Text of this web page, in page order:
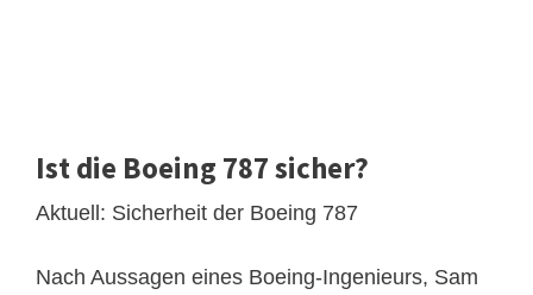
Ist die Boeing 787 sicher?
Aktuell: Sicherheit der Boeing 787
Nach Aussagen eines Boeing-Ingenieurs, Sam